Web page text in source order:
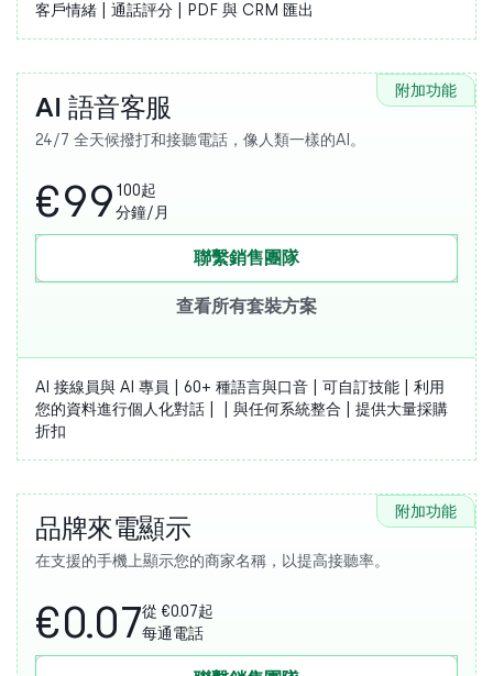
客戶情緒 | 通話評分 | PDF 與 CRM 匯出
附加功能
AI 語音客服
24/7 全天候撥打和接聽電話，像人類一樣的AI。
€99 100起
分鐘/月
查看所有套裝方案
聯繫銷售團隊
AI 接線員與 AI 專員 | 60+ 種語言與口音 | 可自訂技能 | 利用
您的資料進行個人化對話 | | 與任何系統整合 | 提供大量採購
折扣
附加功能
品牌來電顯示
在支援的手機上顯示您的商家名稱，以提高接聽率。
€0.07從 €0.07起
每通電話